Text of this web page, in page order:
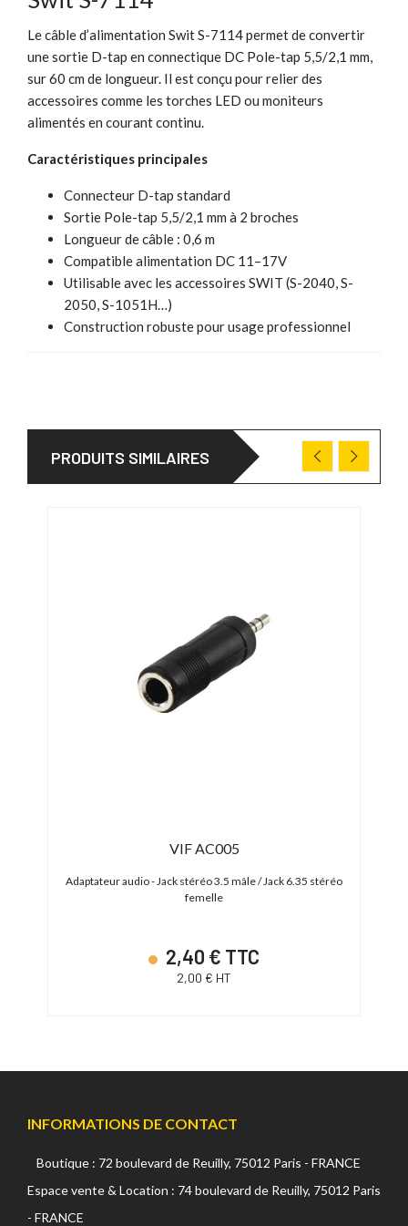
Le câble d’alimentation Swit S-7114 permet de convertir
une sortie D-tap en connectique DC Pole-tap 5,5/2,1 mm,
sur 60 cm de longueur. Il est conçu pour relier des
accessoires comme les torches LED ou moniteurs
alimentés en courant continu.
Caractéristiques principales
Connecteur D-tap standard
Sortie Pole-tap 5,5/2,1 mm à 2 broches
Longueur de câble : 0,6 m
Compatible alimentation DC 11–17V
Utilisable avec les accessoires SWIT (S-2040, S-
2050, S-1051H…)
Construction robuste pour usage professionnel
PRODUITS SIMILAIRES
VIF AC005
Adaptateur audio - Jack stéréo 3.5 mâle / Jack 6.35 stéréo
femelle
2,40 € TTC
2,00 € HT
INFORMATIONS DE CONTACT
Boutique : 72 boulevard de Reuilly, 75012 Paris - FRANCE
Espace vente & Location : 74 boulevard de Reuilly, 75012 Paris
- FRANCE